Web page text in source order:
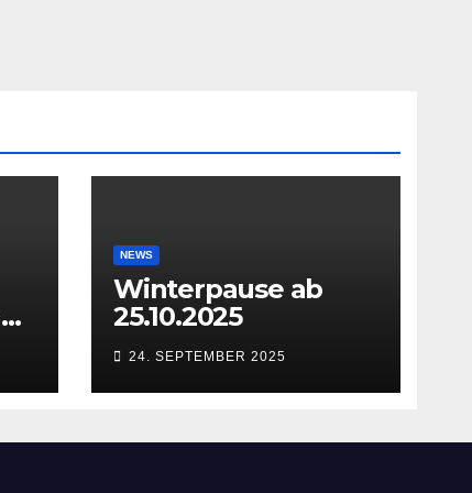
NEWS
Winterpause ab
25.10.2025
24. SEPTEMBER 2025